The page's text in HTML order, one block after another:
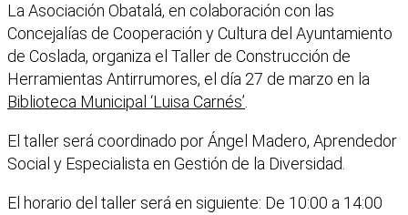
La Asociación Obatalá, en colaboración con las
Concejalías de Cooperación y Cultura del Ayuntamiento
de Coslada, organiza el Taller de Construcción de
Herramientas Antirrumores, el día 27 de marzo en la
Biblioteca Municipal ‘Luisa Carnés’.
El taller será coordinado por Ángel Madero, Aprendedor
Social y Especialista en Gestión de la Diversidad.
El horario del taller será en siguiente: De 10:00 a 14:00